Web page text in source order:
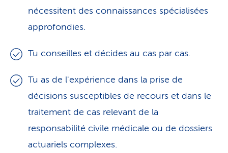
nécessitent des connaissances spécialisées
approfondies.
Tu conseilles et décides au cas par cas.
Tu as de l'expérience dans la prise de
décisions susceptibles de recours et dans le
traitement de cas relevant de la
responsabilité civile médicale ou de dossiers
actuariels complexes.